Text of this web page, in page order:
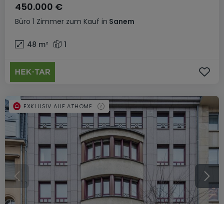
Büro 1 Zimmer zum Kauf in Sanem
450.000 €
48 m² 1
EXKLUSIV AUF ATHOME